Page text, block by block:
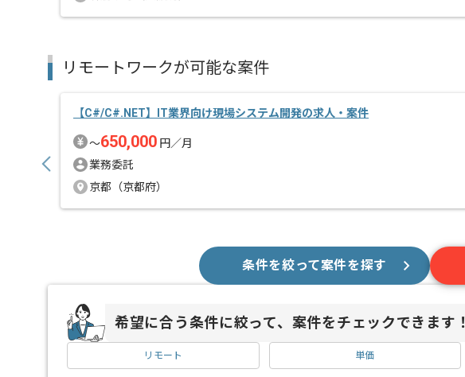
リモートワークが可能な案件
【C#/C#.NET】IT業界向け現場システム開発の求人・案件
〜650,000 円／月
業務委託
京都（京都府）
条件を絞って案件を探す
希望に合う条件に絞って、案件をチェックできます！
リモート 単価